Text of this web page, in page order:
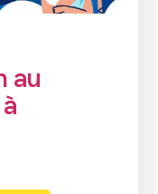
au